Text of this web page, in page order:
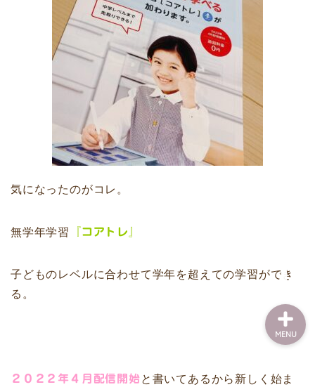
気になったのがコレ。
無学年学習 『コアトレ』
子どものレベルに合わせて学年を超えての学習ができ
る。
２０２２年４月配信開始と書いてあるから新しく始ま
MENU
ファミリーキャンプ
子育て体験記